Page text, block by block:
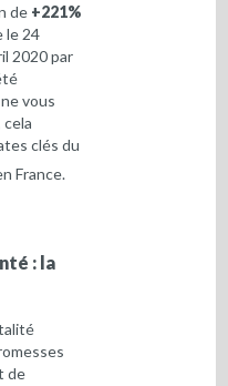
de +221%
le 24
2020 par
vous
cela
clés du
France.
: la
de